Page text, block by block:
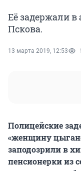
Её задержали в
Пскова.
13 марта 2019, 12:53
Полицейские
«женщину
заподозрили в
пенсионерки из